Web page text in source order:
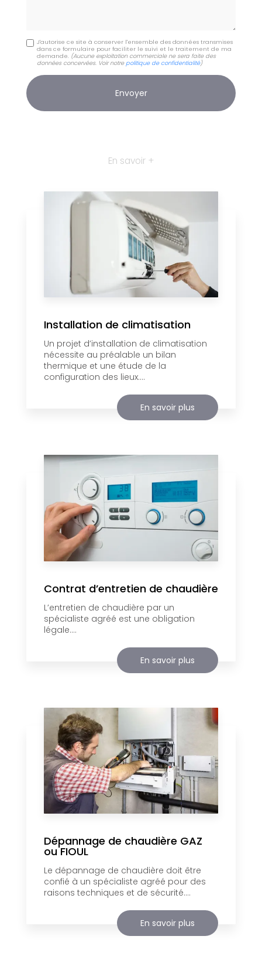
J'autorise ce site à conserver l'ensemble des données transmises
dans ce formulaire pour faciliter le suivi et le traitement de ma
demande. (Aucune exploitation commerciale ne sera faite des
données concervées. Voir notrepolitique de confidentialité)
En savoir +
Installation de climatisation
Un projet d’installation de climatisation
nécessite au préalable un bilan
thermique et une étude de la
configuration des lieux....
En savoir plus
Contrat d’entretien de chaudière
L’entretien de chaudière par un
spécialiste agréé est une obligation
légale....
En savoir plus
Dépannage de chaudière GAZ
ou FIOUL
Le dépannage de chaudière doit être
confié à un spécialiste agréé pour des
raisons techniques et de sécurité....
En savoir plus